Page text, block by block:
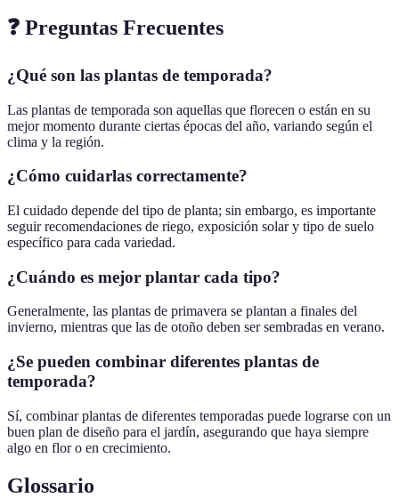
❓ Preguntas Frecuentes
¿Qué son las plantas de temporada?
Las plantas de temporada son aquellas que florecen o están en su
mejor momento durante ciertas épocas del año, variando según el
clima y la región.
¿Cómo cuidarlas correctamente?
El cuidado depende del tipo de planta; sin embargo, es importante
seguir recomendaciones de riego, exposición solar y tipo de suelo
específico para cada variedad.
¿Cuándo es mejor plantar cada tipo?
Generalmente, las plantas de primavera se plantan a finales del
invierno, mientras que las de otoño deben ser sembradas en verano.
¿Se pueden combinar diferentes plantas de
temporada?
Sí, combinar plantas de diferentes temporadas puede lograrse con un
buen plan de diseño para el jardín, asegurando que haya siempre
algo en flor o en crecimiento.
Glossario